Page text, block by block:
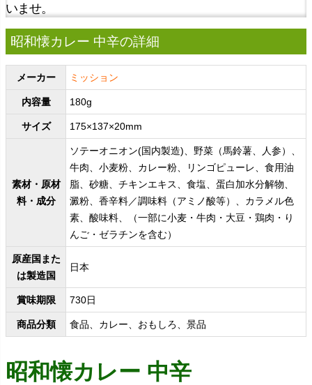
いませ。
昭和懐カレー 中辛の詳細
メーカー ミッション
内容量 180g
サイズ 175×137×20mm
素材・原材
料・成分
ソテーオニオン(国内製造)、野菜（馬鈴薯、人参）、
牛肉、小麦粉、カレー粉、リンゴピューレ、食用油
脂、砂糖、チキンエキス、食塩、蛋白加水分解物、
澱粉、香辛料／調味料（アミノ酸等）、カラメル色
素、酸味料、（一部に小麦・牛肉・大豆・鶏肉・り
んご・ゼラチンを含む）
原産国また
は製造国
日本
賞味期限 730日
商品分類 食品、カレー、おもしろ、景品
昭和懐カレー 中辛